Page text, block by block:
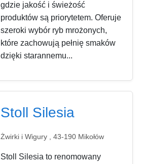
gdzie jakość i świeżość
produktów są priorytetem. Oferuje
szeroki wybór ryb mrożonych,
które zachowują pełnię smaków
dzięki starannemu...
Stoll Silesia
Żwirki i Wigury , 43-190 Mikołów
Stoll Silesia to renomowany